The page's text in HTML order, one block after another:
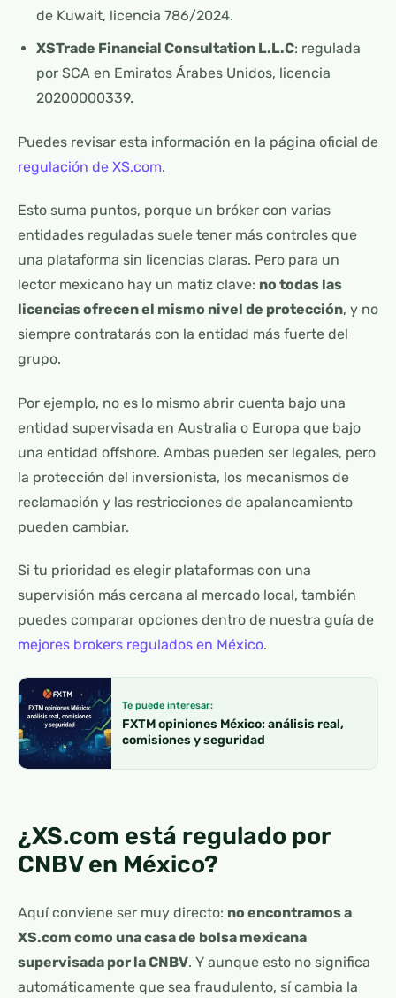
de Kuwait, licencia 786/2024.
XSTrade Financial Consultation L.L.C: regulada
por SCA en Emiratos Árabes Unidos, licencia
20200000339.
Puedes revisar esta información en la página oficial de
regulación de XS.com.
Esto suma puntos, porque un bróker con varias
entidades reguladas suele tener más controles que
una plataforma sin licencias claras. Pero para un
lector mexicano hay un matiz clave: no todas las
licencias ofrecen el mismo nivel de protección, y no
siempre contratarás con la entidad más fuerte del
grupo.
Por ejemplo, no es lo mismo abrir cuenta bajo una
entidad supervisada en Australia o Europa que bajo
una entidad offshore. Ambas pueden ser legales, pero
la protección del inversionista, los mecanismos de
reclamación y las restricciones de apalancamiento
pueden cambiar.
Si tu prioridad es elegir plataformas con una
supervisión más cercana al mercado local, también
puedes comparar opciones dentro de nuestra guía de
mejores brokers regulados en México.
Te puede interesar:
FXTM opiniones México: análisis real,
comisiones y seguridad
¿XS.com está regulado por
CNBV en México?
Aquí conviene ser muy directo: no encontramos a
XS.com como una casa de bolsa mexicana
supervisada por la CNBV. Y aunque esto no significa
automáticamente que sea fraudulento, sí cambia la